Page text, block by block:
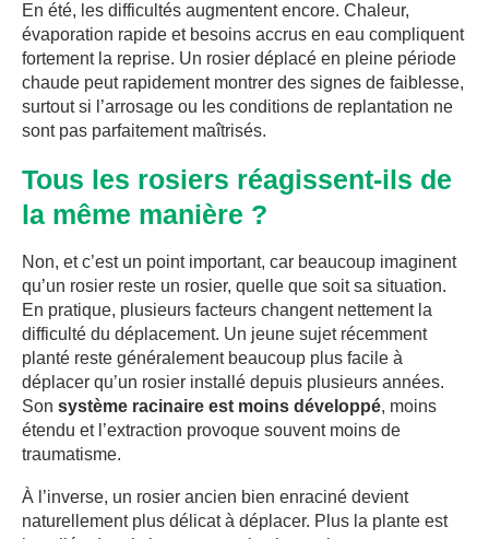
En été, les difficultés augmentent encore. Chaleur,
évaporation rapide et besoins accrus en eau compliquent
fortement la reprise. Un rosier déplacé en pleine période
chaude peut rapidement montrer des signes de faiblesse,
surtout si l’arrosage ou les conditions de replantation ne
sont pas parfaitement maîtrisés.
Tous les rosiers réagissent-ils de
la même manière ?
Non, et c’est un point important, car beaucoup imaginent
qu’un rosier reste un rosier, quelle que soit sa situation.
En pratique, plusieurs facteurs changent nettement la
difficulté du déplacement. Un jeune sujet récemment
planté reste généralement beaucoup plus facile à
déplacer qu’un rosier installé depuis plusieurs années.
Son système racinaire est moins développé, moins
étendu et l’extraction provoque souvent moins de
traumatisme.
À l’inverse, un rosier ancien bien enraciné devient
naturellement plus délicat à déplacer. Plus la plante est